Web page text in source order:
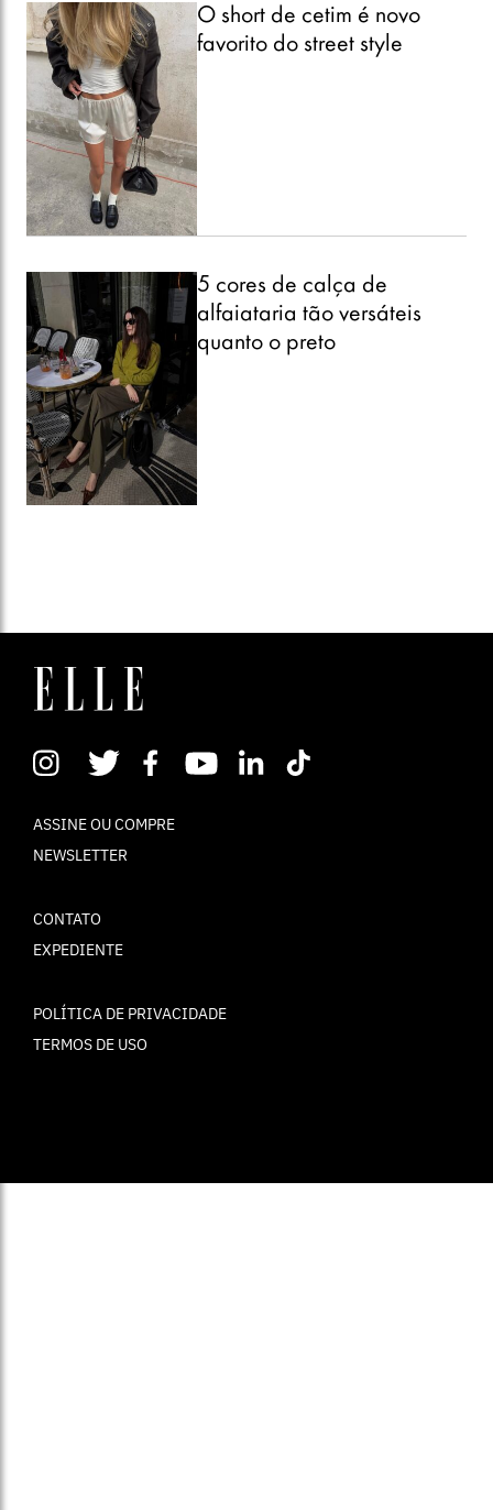
O short de cetim é novo
favorito do street style
5 cores de calça de
alfaiataria tão versáteis
quanto o preto
ASSINE OU COMPRE
NEWSLETTER
CONTATO
EXPEDIENTE
POLÍTICA DE PRIVACIDADE
TERMOS DE USO